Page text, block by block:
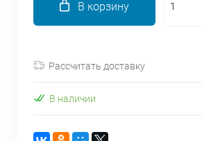
В корзину
Рассчитать доставку
В наличии